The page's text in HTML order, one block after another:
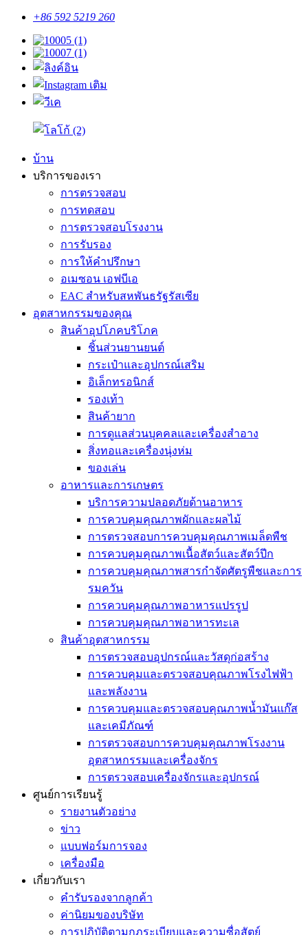
+86 592 5219 260
บ้าน
บริการของเรา
การตรวจสอบ
การทดสอบ
การตรวจสอบโรงงาน
การรับรอง
การให้คำปรึกษา
อเมซอน เอฟบีเอ
EAC สำหรับสหพันธรัฐรัสเซีย
อุตสาหกรรมของคุณ
สินค้าอุปโภคบริโภค
ชิ้นส่วนยานยนต์
กระเป๋าและอุปกรณ์เสริม
อิเล็กทรอนิกส์
รองเท้า
สินค้ายาก
การดูแลส่วนบุคคลและเครื่องสำอาง
สิ่งทอและเครื่องนุ่งห่ม
ของเล่น
อาหารและการเกษตร
บริการความปลอดภัยด้านอาหาร
การควบคุมคุณภาพผักและผลไม้
การตรวจสอบการควบคุมคุณภาพเมล็ดพืช
การควบคุมคุณภาพเนื้อสัตว์และสัตว์ปีก
การควบคุมคุณภาพสารกำจัดศัตรูพืชและการ
รมควัน
การควบคุมคุณภาพอาหารแปรรูป
การควบคุมคุณภาพอาหารทะเล
สินค้าอุตสาหกรรม
การตรวจสอบอุปกรณ์และวัสดุก่อสร้าง
การควบคุมและตรวจสอบคุณภาพโรงไฟฟ้า
และพลังงาน
การควบคุมและตรวจสอบคุณภาพน้ำมันแก๊ส
และเคมีภัณฑ์
การตรวจสอบการควบคุมคุณภาพโรงงาน
อุตสาหกรรมและเครื่องจักร
การตรวจสอบเครื่องจักรและอุปกรณ์
ศูนย์การเรียนรู้
รายงานตัวอย่าง
ข่าว
แบบฟอร์มการจอง
เครื่องมือ
เกี่ยวกับเรา
คำรับรองจากลูกค้า
ค่านิยมของบริษัท
การปฏิบัติตามกฎระเบียบและความซื่อสัตย์